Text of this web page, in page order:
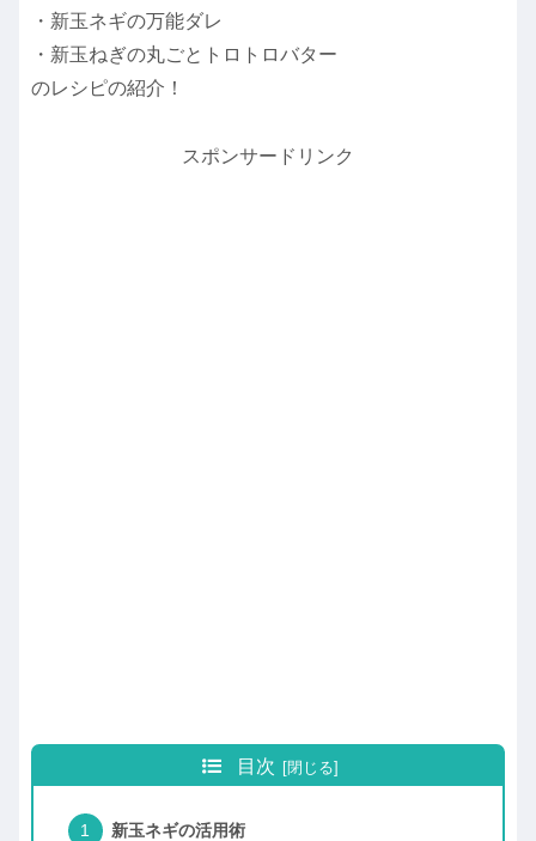
・新玉ネギの万能ダレ
・新玉ねぎの丸ごとトロトロバター
のレシピの紹介！
スポンサードリンク
目次
新玉ネギの活用術